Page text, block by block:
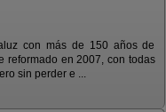
con más de 150 años de
reformado en 2007, con todas
sin perder e ...